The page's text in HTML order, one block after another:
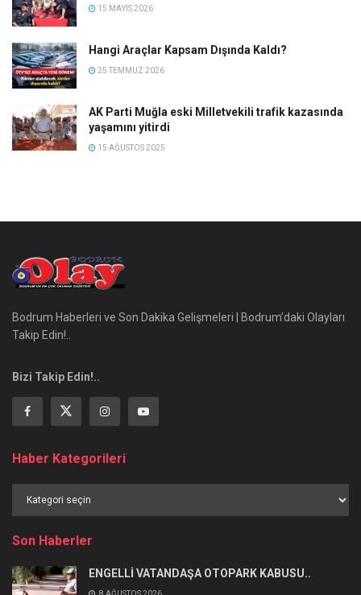
15 MAYIS 2026
Hangi Araçlar Kapsam Dışında Kaldı?
25 TEMMUZ 2026
AK Parti Muğla eski Milletvekili trafik kazasında
yaşamını yitirdi
15 AĞUSTOS 2025
Bodrum Haberleri ve Son Dakika Gelişmeleri | Bodrum’daki Olayları
Takip Edin!..
Bizi Takip Edin!..
Haber Kategorileri
Kategorileri
Son Haberler
ENGELLİ VATANDAŞA OTOPARK KABUSU..